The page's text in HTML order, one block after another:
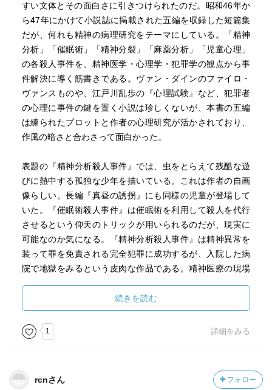
すい文体とその面白さに引きつけられたのだ。昭和46年か
ら47年にかけて小説誌に掲載された五編を収録した短篇集
だが、何れも精神の病理研究をテーマにしている。「精神
分析」「催眠術」「精神分裂」「麻薬分析」「児童心理」
の各殺人事件を、精神医学・心理学・犯罪学の観点から事
件解決に導く筋書きである。ヴァン・ダインのファイロ・
ヴァンスものや、江戸川乱歩の『心理試験』など、犯罪者
の心理に事件の鍵を置く小説は珍しくないが、本書の五編
は練られたプロットと作者の心理研究が活かされており、
作風の暗さと合わさって面白かった。
表題の『精神分析殺人事件』では、虫をとらえて残酷な遊
びに熱中する孤独な少年を描いている。これは作者の自画
像らしい。長編『真昼の誘拐』にも同様の児童が登場して
いた。『催眠術殺人事件』は催眠術を利用して殺人を代行
させるという仰天のトリックが用いられるのだが、現実に
可能なのか気になる。『精神分析殺人事件』は精神異常を
装って罪を免責される完全犯罪に成功するが、入院した病
院で地獄をみるという皮肉な作品である。精神医療の現場
続きを読む
1 詳細をみる
rcnさん フォロー